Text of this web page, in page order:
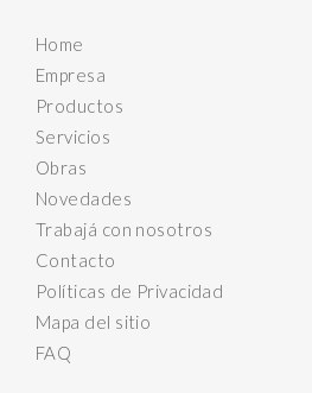
Home
Empresa
Productos
Servicios
Obras
Novedades
Trabajá con nosotros
Contacto
Políticas de Privacidad
Mapa del sitio
FAQ